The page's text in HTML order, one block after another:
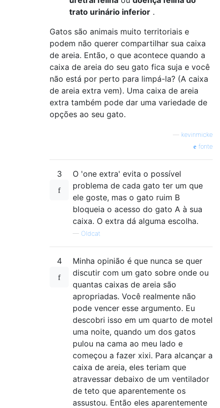
trato urinário inferior .
Gatos são animais muito territoriais e
podem não querer compartilhar sua caixa
de areia. Então, o que acontece quando a
caixa de areia do seu gato fica suja e você
não está por perto para limpá-la? (A caixa
de areia extra vem). Uma caixa de areia
extra também pode dar uma variedade de
opções ao seu gato.
kevinmicke
fonte
3
O 'one extra' evita o possível
problema de cada gato ter um que
ele goste, mas o gato ruim B
bloqueia o acesso do gato A à sua
caixa. O extra dá alguma escolha.
— Oldcat
4
Minha opinião é que nunca se quer
discutir com um gato sobre onde ou
quantas caixas de areia são
apropriadas. Você realmente não
pode vencer esse argumento. Eu
descobri isso em um quarto de motel
uma noite, quando um dos gatos
pulou na cama ao meu lado e
começou a fazer xixi. Para alcançar a
caixa de areia, eles teriam que
atravessar debaixo de um ventilador
de teto que aparentemente os
assustou. Então eles aparentemente